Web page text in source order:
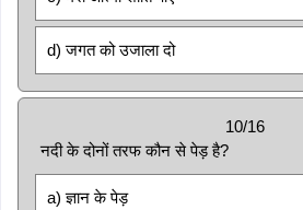
d) जगत को उजाला दो
10/16
नदी के दोनों तरफ कौन से पेड़ है?
a) ज्ञान के पेड़